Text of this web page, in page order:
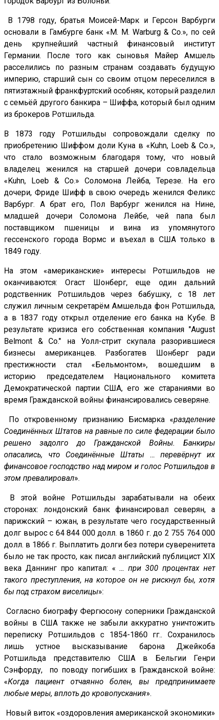
В 1798 году, братья Моисей-Марк и Герсон Варбурги
основали в Гамбурге банк «M. M. Warburg & Co.», по сей
день крупнейший частный финансовый институт
Германии. После того как сыновья Майер Амшель
расселились по разным странам создавать будущую
империю, старший сын со своим отцом переселился в
пятиэтажный франкфуртский особняк, который разделил
с семьёй другого банкира – Шиффа, который был одним
из брокеров Ротшильда.
В 1873 году Ротшильды сопровождали сделку по
приобретению Шиффом доли Куна в «Kuhn, Loeb & Co.»,
что стало возможным благодаря тому, что новый
владелец женился на старшей дочери совладельца
«Kuhn, Loeb & Co.» Соломона Лейба, Терезе. На его
дочери, Фриде Шифф в свою очередь женился Феликс
Варбург. А брат его, Пол Варбург женился на Нине,
младшей дочери Соломона Лейбе, чей папа был
поставщиком пшеницы и вина из упомянутого
гессенского города Вормс и въехал в США только в
1849 году.
На этом «американские» интересы Ротшильдов не
оканчиваются: Огаст Шонберг, еще один дальний
родственник Ротшильдов через бабушку, с 18 лет
служил личным секретарём Амшельда фон Ротшильда,
а в 1837 году открыл отделение его банка на Кубе. В
результате кризиса его собственная компания "August
Belmont & Cо." на Уолл-стрит скупала разорившиеся
бизнесы американцев. Разбогатев Шонберг ради
престижности стал «Бельмонтом», вошедшим в
историю председателем Национального комитета
Демократической партии США, его же стараниями во
время Гражданской войны финансировались северяне.
По откровенному признанию Бисмарка «разделение
Соединённых Штатов на равные по силе федерации было
решено задолго до Гражданской Войны. Банкиры
опасались, что Соединённые Штаты … перевёрнут их
финансовое господство над миром и голос Ротшильдов в
этом превалировал».
В этой войне Ротшильды зарабатывали на обеих
сторонах: лондонский банк финансировал северян, а
парижский – южан, в результате чего государственный
долг вырос с 64 844 000 долл. в 1860 г. до 2 755 764 000
долл. в 1866 г. Выплатить долги без потери суверенитета
было не так просто, как писал английский публицист XIX
века Даннинг про капитал: «… при 300 процентах нет
такого преступления, на которое он не рискнул бы, хотя
бы под страхом виселицы»:
Согласно биографу Фергюсону соперники Гражданской
войны в США также не забыли аккуратно уничтожить
переписку Ротшильдов с 1854-1860 гг.. Сохранилось
лишь устное высказывание барона Джейкоба
Ротшильда представителю США в Бельгии Генри
Сэнфорду, по поводу погибших в Гражданской войне:
«Когда пациент отчаянно болен, вы предпринимаете
любые меры, вплоть до кровопускания».
Новый виток «оздоровления американской экономики»